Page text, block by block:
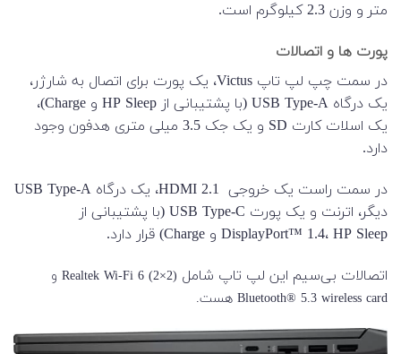
متر و وزن 2.3 کیلوگرم است.
پورت ها و اتصالات
در سمت چپ لپ تاپ Victus، یک پورت برای اتصال به شارژر،
یک درگاه USB Type-A (با پشتیبانی از HP Sleep و Charge)،
یک اسلات کارت SD و یک جک 3.5 میلی متری هدفون وجود
دارد.
در سمت راست یک خروجی HDMI 2.1، یک درگاه USB Type-A
دیگر، اترنت و یک پورت USB Type-C (با پشتیبانی از
DisplayPort™ 1.4، HP Sleep و Charge) قرار دارد.
اتصالات بی‌سیم این لپ تاپ شامل
Realtek Wi-Fi 6 (2×2) و
Bluetooth® 5.3 wireless card هست.